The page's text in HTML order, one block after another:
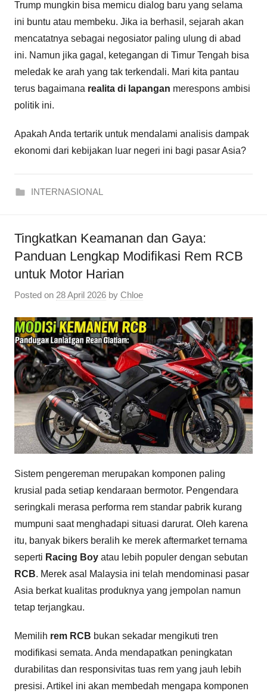
Trump mungkin bisa memicu dialog baru yang selama
ini buntu atau membeku. Jika ia berhasil, sejarah akan
mencatatnya sebagai negosiator paling ulung di abad
ini. Namun jika gagal, ketegangan di Timur Tengah bisa
meledak ke arah yang tak terkendali. Mari kita pantau
terus bagaimana realita di lapangan merespons ambisi
politik ini.
Apakah Anda tertarik untuk mendalami analisis dampak
ekonomi dari kebijakan luar negeri ini bagi pasar Asia?
INTERNASIONAL
Tingkatkan Keamanan dan Gaya:
Panduan Lengkap Modifikasi Rem RCB
untuk Motor Harian
Posted on 28 April 2026 by Chloe
Sistem pengereman merupakan komponen paling
krusial pada setiap kendaraan bermotor. Pengendara
seringkali merasa performa rem standar pabrik kurang
mumpuni saat menghadapi situasi darurat. Oleh karena
itu, banyak bikers beralih ke merek aftermarket ternama
seperti Racing Boy atau lebih populer dengan sebutan
RCB. Merek asal Malaysia ini telah mendominasi pasar
Asia berkat kualitas produknya yang jempolan namun
tetap terjangkau.
Memilih rem RCB bukan sekadar mengikuti tren
modifikasi semata. Anda mendapatkan peningkatan
durabilitas dan responsivitas tuas rem yang jauh lebih
presisi. Artikel ini akan membedah mengapa komponen